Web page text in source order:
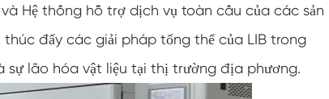
Buồng thử nghiệm suy thoái PV
Buồng điều hòa
Hệ thống hỗ trợ dịch vụ toàn cầu của các sản
đẩy các giải pháp tổng thể của LIB trong
sự lão hóa vật liệu tại thị trường địa phương.